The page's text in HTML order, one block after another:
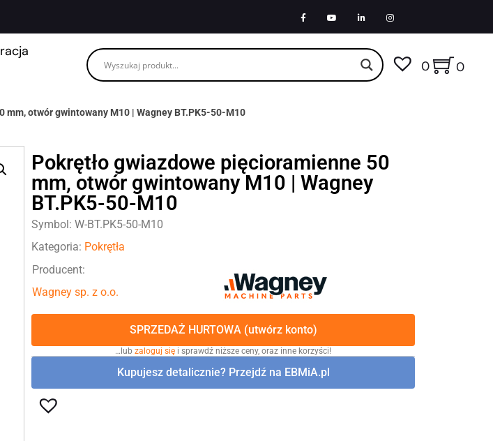
0 0
mm, otwór gwintowany M10 | Wagney BT.PK5-50-M10
Pokrętło gwiazdowe pięcioramienne 50
mm, otwór gwintowany M10 | Wagney
BT.PK5-50-M10
Symbol: W-BT.PK5-50-M10
Kategoria: Pokrętła
Producent:
Wagney sp. z o.o.
SPRZEDAŻ HURTOWA (utwórz konto)
…lub zaloguj się i sprawdź niższe ceny, oraz inne korzyści!
Kupujesz detalicznie? Przejdź na EBMiA.pl